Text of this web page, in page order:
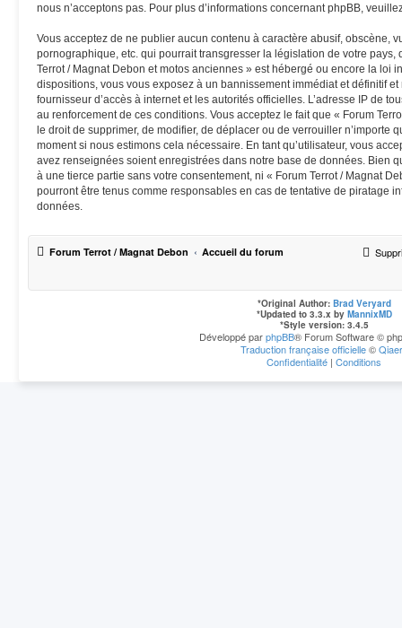
nous n’acceptons pas. Pour plus d’informations concernant phpBB,
Vous acceptez de ne publier aucun contenu à caractère abusif, obscène,
pornographique, etc. qui pourrait transgresser la législation de votre
Terrot / Magnat Debon et motos anciennes » est hébergé ou encore la loi
dispositions, vous vous exposez à un bannissement immédiat et définitif
fournisseur d’accès à internet et les autorités officielles. L’adresse IP de
au renforcement de ces conditions. Vous acceptez le fait que « Forum
le droit de supprimer, de modifier, de déplacer ou de verrouiller n’importe
moment si nous estimons cela nécessaire. En tant qu’utilisateur, vous
avez renseignées soient enregistrées dans notre base de données. Bien
à une tierce partie sans votre consentement, ni « Forum Terrot / Magnat
pourront être tenus comme responsables en cas de tentative de piratage
données.
Forum Terrot / Magnat Debon Accueil du forum
*Original Author: Brad Veryard
*Updated to 3.3.x by MannixMD
*Style version: 3.4.5
Développé parphpBB® Forum Software ©
Traduction française officielle©
Confidentialité | Conditions